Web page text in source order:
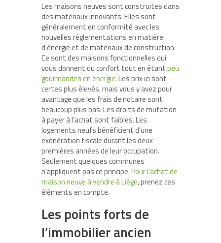
Les maisons neuves sont construites dans
des matériaux innovants. Elles sont
généralement en conformité avec les
nouvelles réglementations en matière
d’énergie et de matériaux de construction.
Ce sont des maisons fonctionnelles qui
vous donnent du confort tout en étantpeu
gourmandes en énergie. Les prix ici sont
certes plus élevés, mais vous y avez pour
avantage que les frais de notaire sont
beaucoup plus bas. Les droits de mutation
à payer à l’achat sont faibles. Les
logements neufs bénéficient d’une
exonération fiscale durant les deux
premières années de leur occupation.
Seulement quelques communes
n’appliquent pas ce principe.Pour l’achat de
maison neuve à vendre à Liège, prenez ces
éléments en compte.
Les points forts de
l’immobilier ancien